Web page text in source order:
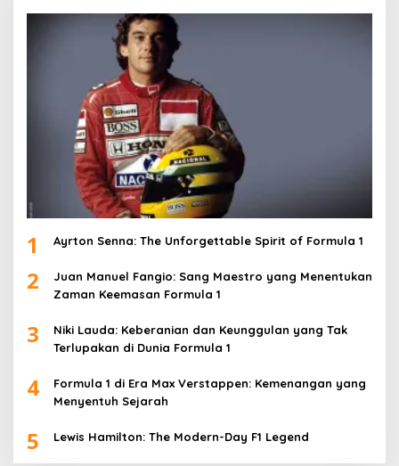
1 Ayrton Senna: The Unforgettable Spirit of Formula 1
2
Juan Manuel Fangio: Sang Maestro yang Menentukan
Zaman Keemasan Formula 1
3
Niki Lauda: Keberanian dan Keunggulan yang Tak
Terlupakan di Dunia Formula 1
4
Formula 1 di Era Max Verstappen: Kemenangan yang
Menyentuh Sejarah
5 Lewis Hamilton: The Modern-Day F1 Legend